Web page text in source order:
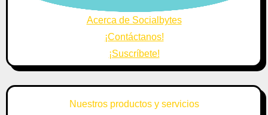
Acerca de Socialbytes
¡Contáctanos!
¡Suscríbete!
Nuestros productos y servicios